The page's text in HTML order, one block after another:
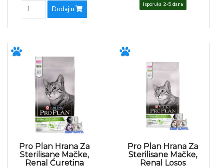
Dodaj u
Isporuka 2-5 dana
Pro Plan Hrana Za
Sterilisane Mačke,
Renal Ćuretina
Pro Plan Hrana Za
Sterilisane Mačke,
Renal Losos